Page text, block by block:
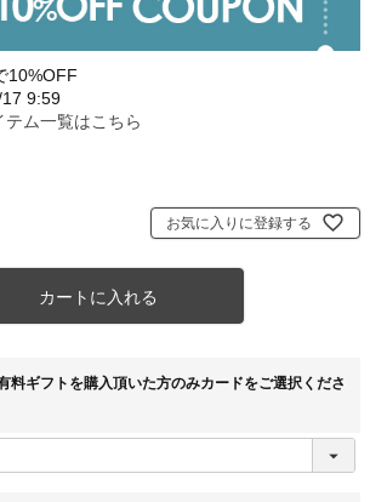
10%OFF
9:59
ム一覧はこちら
お気に入りに登録する
カートに入れる
料ギフトを購入頂いた方のみカードをご選択くださ